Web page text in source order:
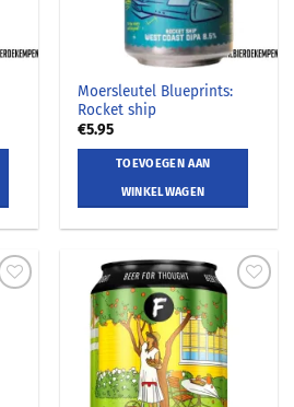
Moersleutel Blueprints:
Rocket ship
€5.95
TOEVOEGEN AAN
WINKELWAGEN